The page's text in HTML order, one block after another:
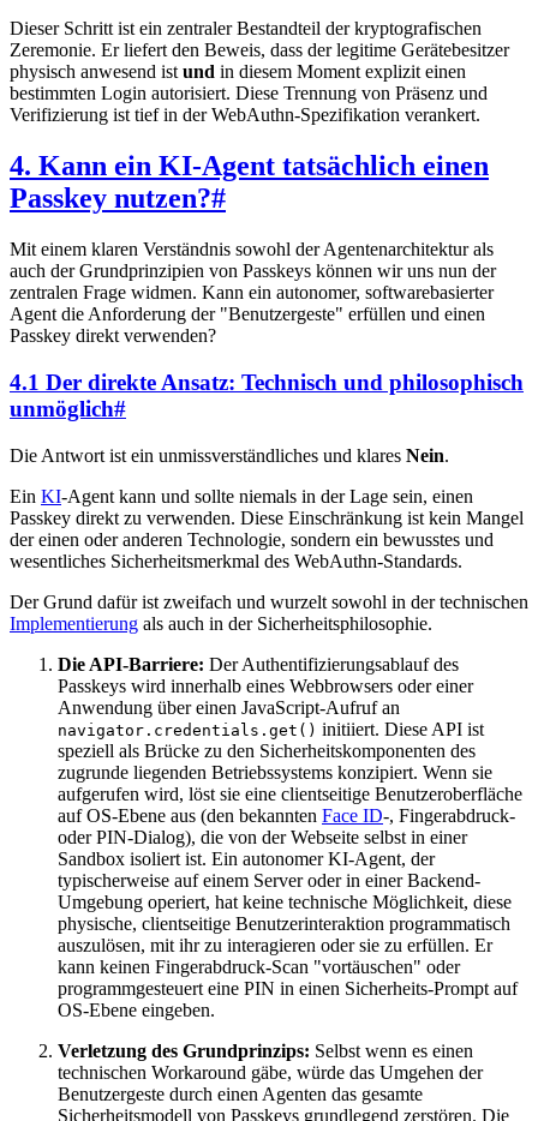
Dieser Schritt ist ein zentraler Bestandteil der kryptografischen
Zeremonie. Er liefert den Beweis, dass der legitime Gerätebesitzer
physisch anwesend istund in diesem Moment explizit einen
bestimmten Login autorisiert. Diese Trennung von Präsenz und
Verifizierung ist tief in der WebAuthn-Spezifikation verankert.
4. Kann ein KI-Agent tatsächlich einen
Passkey nutzen?#
Mit einem klaren Verständnis sowohl der Agentenarchitektur als
auch der Grundprinzipien von Passkeys können wir uns nun der
zentralen Frage widmen. Kann ein autonomer, softwarebasierter
Agent die Anforderung der "Benutzergeste" erfüllen und einen
Passkey direkt verwenden?
4.1 Der direkte Ansatz: Technisch und philosophisch
unmöglich#
Die Antwort ist ein unmissverständliches und klares Nein.
Ein KI-Agent kann und sollte niemals in der Lage sein, einen
Passkey direkt zu verwenden. Diese Einschränkung ist kein Mangel
der einen oder anderen Technologie, sondern ein bewusstes und
wesentliches Sicherheitsmerkmal des WebAuthn-Standards.
Der Grund dafür ist zweifach und wurzelt sowohl in der technischen
Implementierung als auch in der Sicherheitsphilosophie.
Die API-Barriere: Der Authentifizierungsablauf des
Passkeys wird innerhalb eines Webbrowsers oder einer
Anwendung über einen JavaScript-Aufruf an
navigator.credentials.get() initiiert. Diese API ist
speziell als Brücke zu den Sicherheitskomponenten des
zugrunde liegenden Betriebssystems konzipiert. Wenn sie
aufgerufen wird, löst sie eine clientseitige Benutzeroberfläche
auf OS-Ebene aus (den bekannten Face ID-, Fingerabdruck-
oder PIN-Dialog), die von der Webseite selbst in einer
Sandbox isoliert ist. Ein autonomer KI-Agent, der
typischerweise auf einem Server oder in einer Backend-
Umgebung operiert, hat keine technische Möglichkeit, diese
physische, clientseitige Benutzerinteraktion programmatisch
auszulösen, mit ihr zu interagieren oder sie zu erfüllen. Er
kann keinen Fingerabdruck-Scan "vortäuschen" oder
programmgesteuert eine PIN in einen Sicherheits-Prompt auf
OS-Ebene eingeben.
Verletzung des Grundprinzips: Selbst wenn es einen
technischen Workaround gäbe, würde das Umgehen der
Benutzergeste durch einen Agenten das gesamte
Sicherheitsmodell von Passkeys grundlegend zerstören. Die